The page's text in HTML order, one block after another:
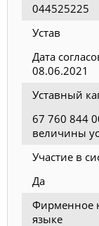
044525225
Устав
Дата
08.06.2021
Уставный
67 760 844
величины
Участие в
Да
Фирменное
языке